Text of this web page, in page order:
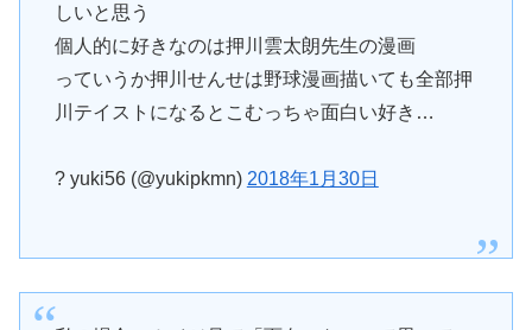
しいと思う
個人的に好きなのは押川雲太朗先生の漫画
っていうか押川せんせは野球漫画描いても全部押
川テイストになるとこむっちゃ面白い好き…
? yuki56 (@yukipkmn) 2018年1月30日